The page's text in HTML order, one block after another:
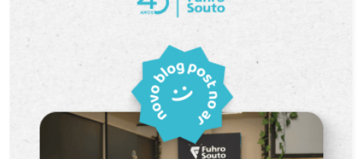
garantindo conforto e privacidade. Sala de estar
ideal para momentos de convivência. Cozinha
funcional, com bom aproveitamento de espaço e
praticidade no dia a dia. Banheiro amplo e com
design moderno. Diferenciais que valorizam o
imóvel: Ambientes arejados e com ótima
incidência de luz natural. Planta bem distribuída,